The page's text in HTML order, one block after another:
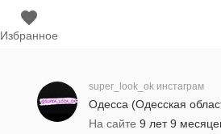
Избранное
super_look_ok инстаграм
Одесса (Одесская
На сайте 9 лет 9